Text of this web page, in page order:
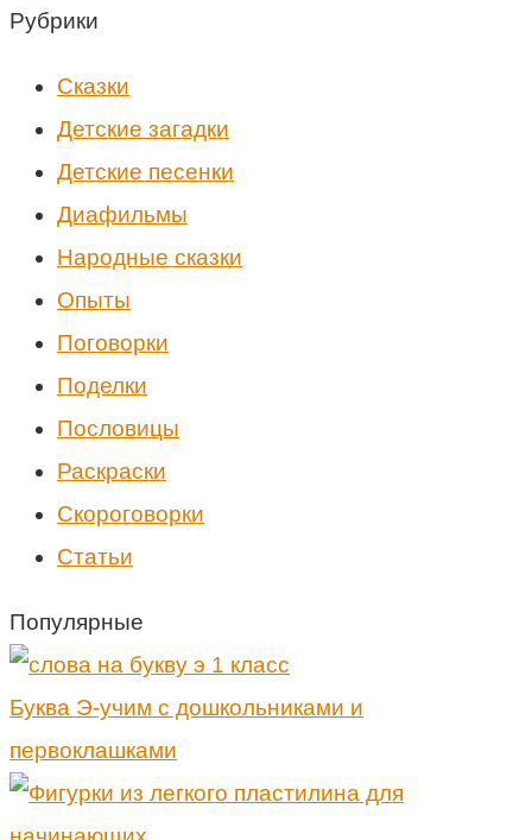
Рубрики
Cказки
Детские загадки
Детские песенки
Диафильмы
Народные сказки
Опыты
Поговорки
Поделки
Пословицы
Раскраски
Скороговорки
Статьи
Популярные
Буква Э-учим с дошкольниками и
первоклашками